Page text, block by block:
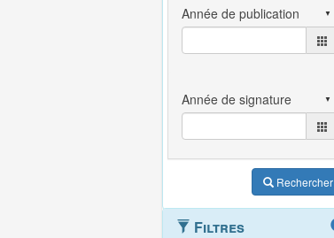
Rechercher
Filtres